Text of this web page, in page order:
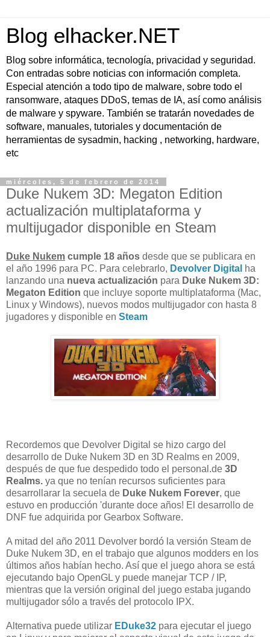
Blog elhacker.NET
Blog sobre informática, tecnología, privacidad y seguridad.
Con entradas sobre noticias con información completa.
Especial atención a todo tipo de malware, sobre todo el
ransomware, ataques DDoS, temas de IA, así como análisis
de malware y spyware. También se tratarán novedades de
software, manuales, tutoriales y documentación de
herramientas de sysadmin, hacking , networking, hardware,
etc
miércoles, 5 de febrero de 2014
Duke Nukem 3D: Megaton Edition
actualización multiplataforma y
multijugador disponible en Steam
Duke Nukem cumple 18 años desde que se publicara en
el año 1996 para PC. Para celebrarlo, Devolver Digital ha
lanzando una nueva actualización para Duke Nukem 3D:
Megaton Edition que incluye soporte multiplataforma (Mac,
Linux y Windows), nuevos modos multijugador con hasta 8
jugadores y disponible en Steam
Recordemos que Devolver Digital se hizo cargo del
desarrollo de Duke Nukem 3D en 3D Realms en 2009,
después de que fue despedido todo el personal .de 3D
Realms. ya que no tenían recursos suficientes para
desarrollarar la secuela de Duke Nukem Forever, que
estuvo en producción 'durante doce años! El desarrollo de
DNF fue adquirida por Gearbox Software.
A mitad del año 2011 Devolver bordó la versión Steam de
Duke Nukem 3D, en el trabajo que algunos modders en los
últimos años habían hecho. Así que el juego ahora se está
ejecutando bajo OpenGL y puede manejar TCP / IP,
mientras que la versión original del juego estaba jugando
multijugador sólo a través del protocolo IPX.
Alternativa puede utilizar EDuke32 para ejecutar el juego